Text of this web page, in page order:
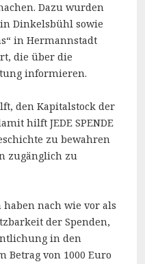
Dazu wurden
Dinkelsbühl sowie
in Hermannstadt
die über die
informieren.
den Kapitalstock der
hilft JEDE SPENDE
zu bewahren
zugänglich zu
nach wie vor als
der Spenden,
in den
Betrag von 1000 Euro